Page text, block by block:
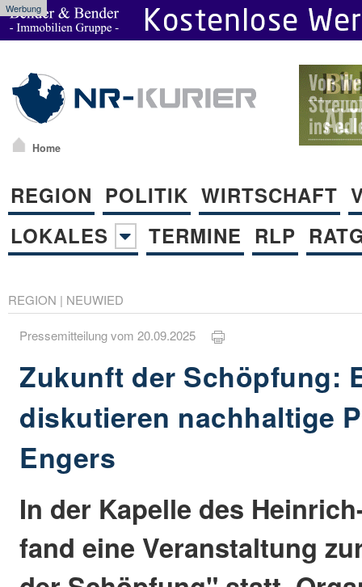
Werbung
Home
REGION POLITIK WIRTSCHAFT
LOKALES
TERMINE RLP
REGION | NEUWIED
Pressemitteilung vom 20.09.2025
Zukunft der Schöpfung:
diskutieren nachhaltige
Engers
In der Kapelle des
fand eine Veranstaltung